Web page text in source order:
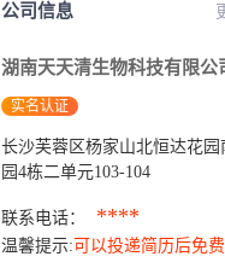
公司信息
湖南天天清生物科技有限公
实名认证
长沙芙蓉区杨家山北恒达花园
园4栋二单元103-104
联系电话： ****
温馨提示: 可以投递简历后免